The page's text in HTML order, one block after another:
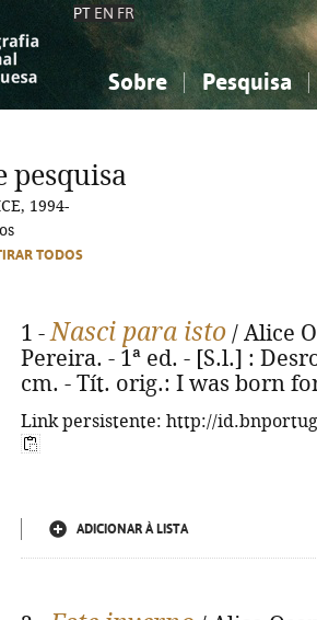
PT EN FR
Sobre Pesquisa
Ciências sociais...
Ciências sociais...
pesquisa
1994-
TODOS
1 -Nasci para isto / Alice
Pereira. - 1ª ed. - [S.l.] :
cm. - Tít. orig.: I was born
Link persistente: http://
ADICIONAR À LISTA